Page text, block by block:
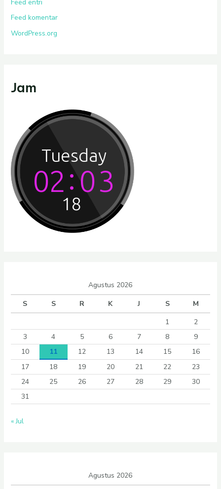
Feed entri
Feed komentar
WordPress.org
Jam
Agustus 2026
S
S R K J S
M
1
2
3
4 5 6 7 8
9
10
11 12 13 14 15
16
17
18 19 20 21 22
23
24
25 26 27 28 29
30
31
« Jul
Agustus 2026